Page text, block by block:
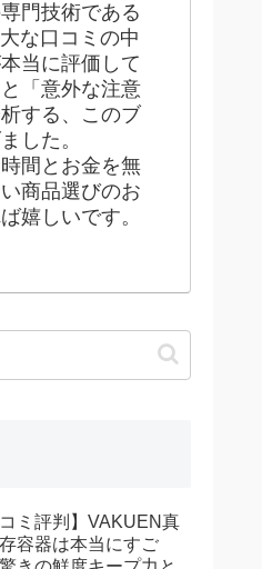
門技術である
な口コミの中
当に評価して
「意外な注意
する、このブ
した。
間とお金を無
商品選びのお
嬉しいです。
コミ評判】VAKUEN真
容器は本当にすご